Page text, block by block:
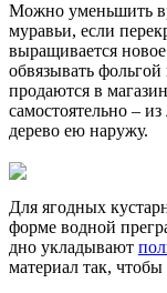
Можно уменьшить
муравьи, если
выращивается
обвязывать
продаются в
самостоятельно – из
дерево ею наружу.
Для ягодных
форме водной
дно укладывают
материал так,